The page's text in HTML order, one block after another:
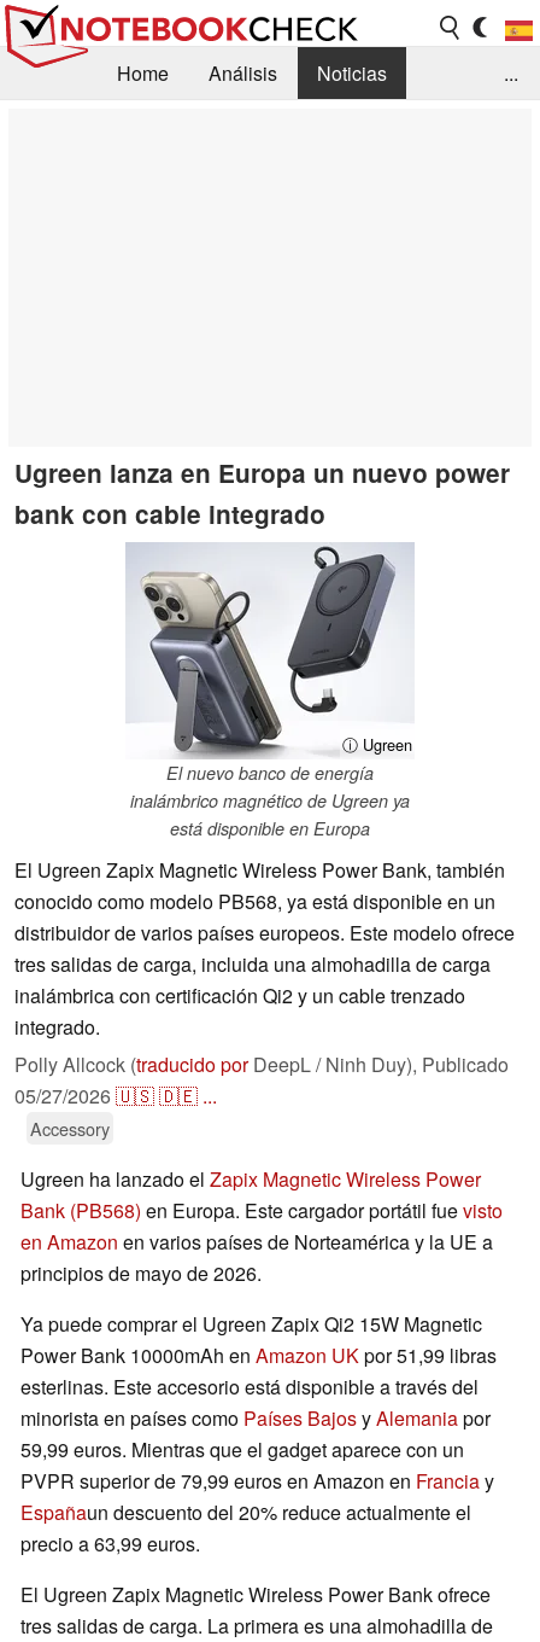
Home Análisis
Noticias
...
Ugreen lanza en Europa un nuevo power
bank con cable integrado
ⓘ Ugreen
El nuevo banco de energía
inalámbrico magnético de Ugreen ya
está disponible en Europa
El Ugreen Zapix Magnetic Wireless Power Bank, también
conocido como modelo PB568, ya está disponible en un
distribuidor de varios países europeos. Este modelo ofrece
tres salidas de carga, incluida una almohadilla de carga
inalámbrica con certificación Qi2 y un cable trenzado
integrado.
Polly Allcock (traducido porDeepL / Ninh Duy), Publicado
05/27/2026🇺🇸🇩🇪 ...
Accessory
Ugreen ha lanzado el Zapix Magnetic Wireless Power
Bank (PB568) en Europa. Este cargador portátil fuevisto
en Amazon en varios países de Norteamérica y la UE a
principios de mayo de 2026.
Ya puede comprar el Ugreen Zapix Qi2 15W Magnetic
Power Bank 10000mAh en Amazon UKpor 51,99 libras
esterlinas. Este accesorio está disponible a través del
minorista en países como Países BajosyAlemaniapor
59,99 euros. Mientras que el gadget aparece con un
PVPR superior de 79,99 euros en Amazon en Franciay
Españaun descuento del 20% reduce actualmente el
precio a 63,99 euros.
El Ugreen Zapix Magnetic Wireless Power Bank ofrece
tres salidas de carga. La primera es una almohadilla de